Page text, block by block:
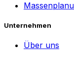
Unternehmen
Über uns